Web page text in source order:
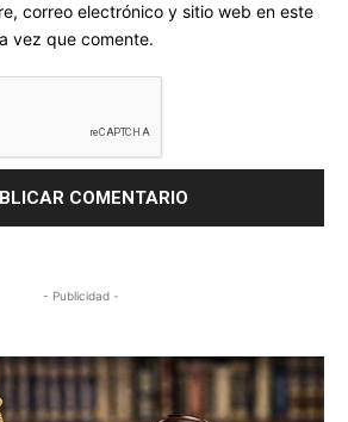
correo electrónico y sitio web en este
vez que comente.
- Publicidad -